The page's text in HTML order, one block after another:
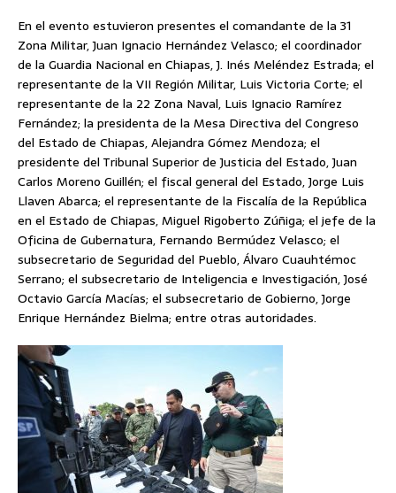
En el evento estuvieron presentes el comandante de la 31
Zona Militar, Juan Ignacio Hernández Velasco; el coordinador
de la Guardia Nacional en Chiapas, J. Inés Meléndez Estrada; el
representante de la VII Región Militar, Luis Victoria Corte; el
representante de la 22 Zona Naval, Luis Ignacio Ramírez
Fernández; la presidenta de la Mesa Directiva del Congreso
del Estado de Chiapas, Alejandra Gómez Mendoza; el
presidente del Tribunal Superior de Justicia del Estado, Juan
Carlos Moreno Guillén; el fiscal general del Estado, Jorge Luis
Llaven Abarca; el representante de la Fiscalía de la República
en el Estado de Chiapas, Miguel Rigoberto Zúñiga; el jefe de la
Oficina de Gubernatura, Fernando Bermúdez Velasco; el
subsecretario de Seguridad del Pueblo, Álvaro Cuauhtémoc
Serrano; el subsecretario de Inteligencia e Investigación, José
Octavio García Macías; el subsecretario de Gobierno, Jorge
Enrique Hernández Bielma; entre otras autoridades.